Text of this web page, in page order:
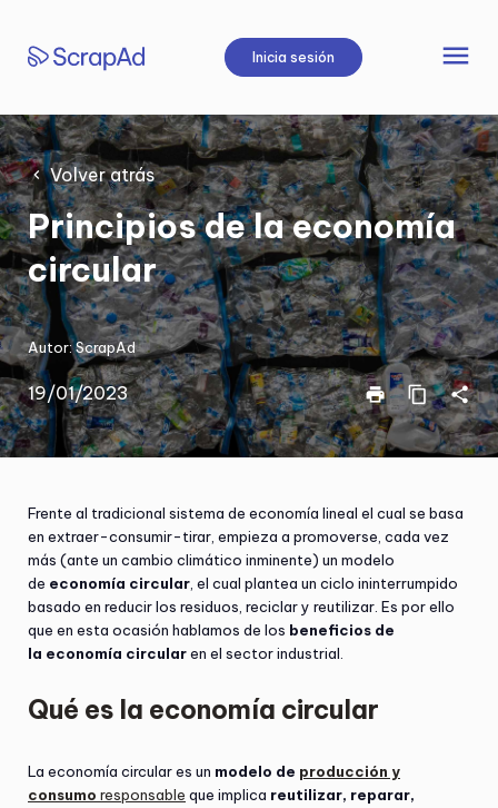
contenido
Inicia sesión menu
Volver atrás
Principios de la economía
circular
Autor:ScrapAd
19/01/2023 print content_copy share
Frente al tradicional sistema de economía lineal el cual se basa
en extraer-consumir-tirar, empieza a promoverse, cada vez
más (ante un cambio climático inminente) un modelo
de economía circular , el cual plantea un ciclo ininterrumpido
basado en reducir los residuos, reciclar y reutilizar. Es por ello
que en esta ocasión hablamos de los beneficios de
la economía circularen el sector industrial.
Qué es la economía circular
La economía circular es un modelo de producción y
consumo responsable que implica reutilizar, reparar,